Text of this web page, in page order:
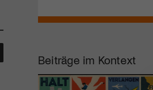
Beiträge im Kontext